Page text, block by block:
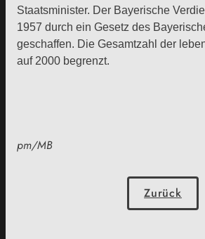
Staatsminister. Der Bayerische
1957 durch ein Gesetz des
geschaffen. Die Gesamtzahl der
auf 2000 begrenzt.
pm/MB
Zurück